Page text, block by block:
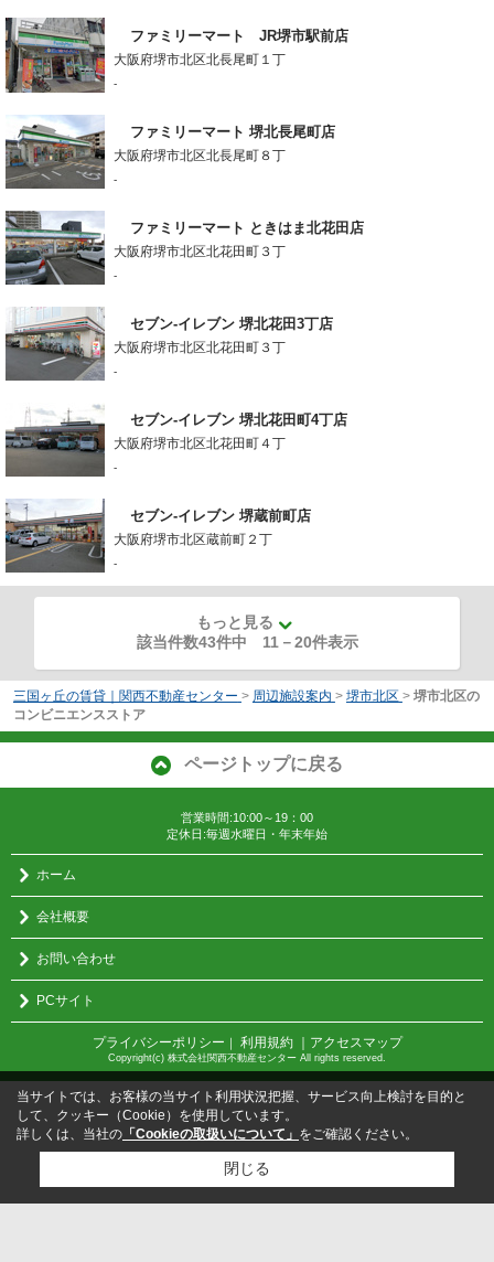
ファミリーマート JR堺市駅前店
大阪府堺市北区北長尾町１丁
-
ファミリーマート 堺北長尾町店
大阪府堺市北区北長尾町８丁
-
ファミリーマート ときはま北花田店
大阪府堺市北区北花田町３丁
-
セブン-イレブン 堺北花田3丁店
大阪府堺市北区北花田町３丁
-
セブン-イレブン 堺北花田町4丁店
大阪府堺市北区北花田町４丁
-
セブン-イレブン 堺蔵前町店
大阪府堺市北区蔵前町２丁
-
もっと見る
該当件数43件中 11 －20件表示
三国ヶ丘の賃貸｜関西不動産センター > 周辺施設案内 > 堺市北区 > 堺市北区の
コンビニエンスストア
ページトップに戻る
営業時間:10:00～19：00
定休日:毎週水曜日・年末年始
ホーム
会社概要
お問い合わせ
PCサイト
プライバシーポリシー ｜ 利用規約 ｜アクセスマップ
Copyright(c) 株式会社関西不動産センター All rights reserved.
当サイトでは、お客様の当サイト利用状況把握、サービス向上検討を目的と
して、クッキー（Cookie）を使用しています。
詳しくは、当社の 「Cookieの取扱いについて」 をご確認ください。
閉じる